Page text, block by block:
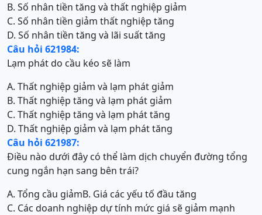
B. Số nhân tiền tăng và thất nghiệp giảm
C. Số nhân tiền giảm thất nghiệp tăng
D. Số nhân tiền tăng và lãi suất tăng
Câu hỏi 621984:
Lạm phát do cầu kéo sẽ làm
A. Thất nghiệp giảm và lạm phát giảm
B. Thất nghiệp tăng và lạm phát giảm
C. Thất nghiệp tăng và lạm phát tăng
D. Thất nghiệp giảm và lạm phát tăng
Câu hỏi 621987:
Điều nào dưới đây có thể làm dịch chuyển đường tổng
cung ngắn hạn sang bên trái?
A. Tổng cầu giảmB. Giá các yếu tố đầu tăng
C. Các doanh nghiệp dự tính mức giá sẽ giảm mạnh